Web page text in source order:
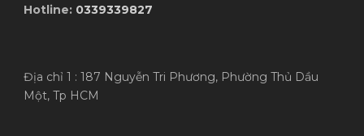
Hotline: 0339339827
Địa chỉ 1 : 187 Nguyễn Tri Phương, Phường Thủ Dầu
Một, Tp HCM